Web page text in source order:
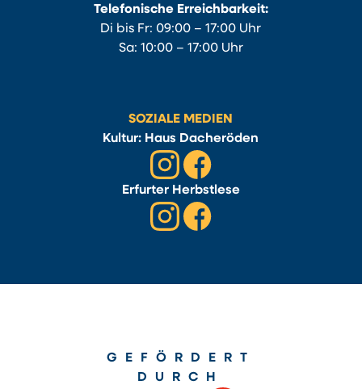
Telefonische Erreichbarkeit:
Di bis Fr: 09:00 – 17:00 Uhr
Sa: 10:00 – 17:00 Uhr
SOZIALE MEDIEN
Kultur: Haus Dacheröden
Erfurter Herbstlese
GEFÖRDERT
DURCH